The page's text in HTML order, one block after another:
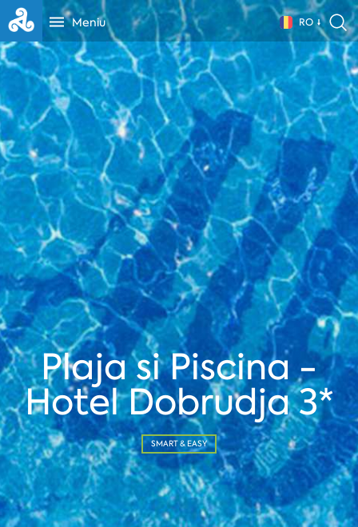
Meniu RO
Plaja si Piscina -
Hotel Dobrudja 3*
SMART & EASY